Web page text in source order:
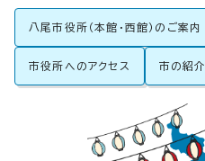
八尾市役所（本館・西館）のご案内
市役所へのアクセス 市の紹介